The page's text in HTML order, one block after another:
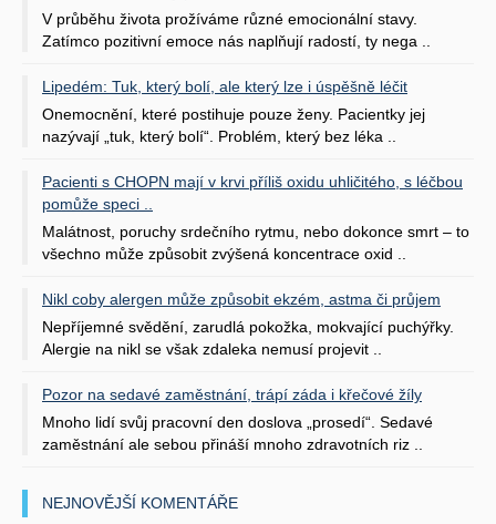
V průběhu života prožíváme různé emocionální stavy.
Zatímco pozitivní emoce nás naplňují radostí, ty nega ..
Lipedém: Tuk, který bolí, ale který lze i úspěšně léčit
Onemocnění, které postihuje pouze ženy. Pacientky jej
nazývají „tuk, který bolí“. Problém, který bez léka ..
Pacienti s CHOPN mají v krvi příliš oxidu uhličitého, s léčbou
pomůže speci ..
Malátnost, poruchy srdečního rytmu, nebo dokonce smrt – to
všechno může způsobit zvýšená koncentrace oxid ..
Nikl coby alergen může způsobit ekzém, astma či průjem
Nepříjemné svědění, zarudlá pokožka, mokvající puchýřky.
Alergie na nikl se však zdaleka nemusí projevit ..
Pozor na sedavé zaměstnání, trápí záda i křečové žíly
Mnoho lidí svůj pracovní den doslova „prosedí“. Sedavé
zaměstnání ale sebou přináší mnoho zdravotních riz ..
NEJNOVĚJŠÍ KOMENTÁŘE